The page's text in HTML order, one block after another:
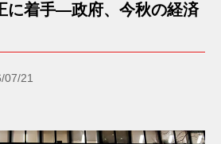
に着手―政府、今秋の経済
07/21